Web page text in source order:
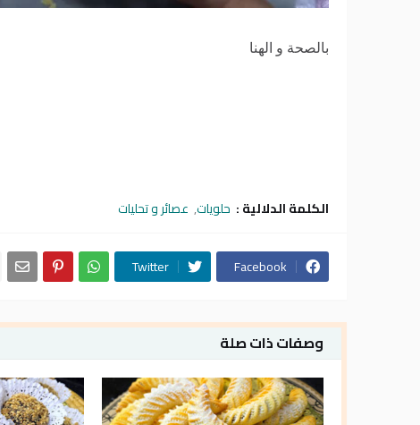
بالصحة و الهنا
الكلمة الدلالية : حلويات عصائر و تحليات
Facebook
Twitter
وصفات ذات صلة